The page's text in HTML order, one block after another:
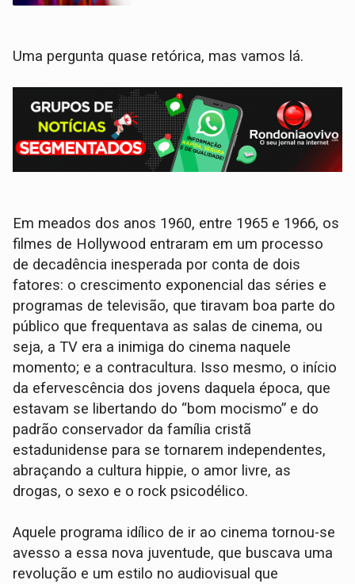
Uma pergunta quase retórica, mas vamos lá.
Em meados dos anos 1960, entre 1965 e 1966, os
filmes de Hollywood entraram em um processo
de decadência inesperada por conta de dois
fatores: o crescimento exponencial das séries e
programas de televisão, que tiravam boa parte do
público que frequentava as salas de cinema, ou
seja, a TV era a inimiga do cinema naquele
momento; e a contracultura. Isso mesmo, o início
da efervescência dos jovens daquela época, que
estavam se libertando do “bom mocismo” e do
padrão conservador da família cristã
estadunidense para se tornarem independentes,
abraçando a cultura hippie, o amor livre, as
drogas, o sexo e o rock psicodélico.
Aquele programa idílico de ir ao cinema tornou-se
avesso a essa nova juventude, que buscava uma
revolução e um estilo no audiovisual que